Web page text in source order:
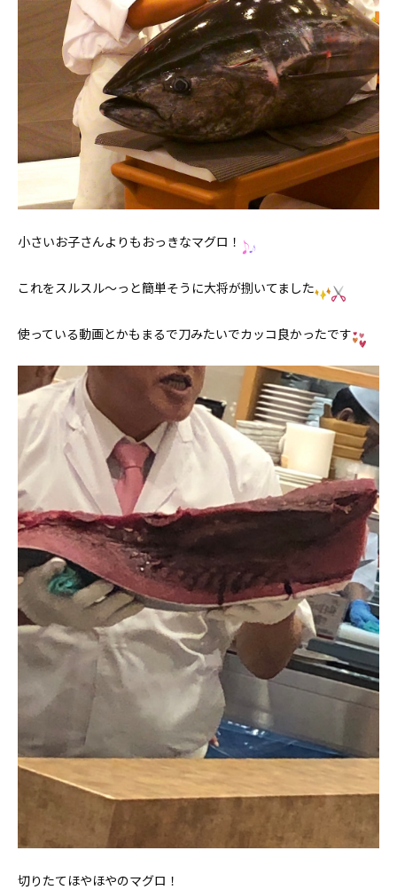
小さいお子さんよりもおっきなマグロ！
これをスルスル〜っと簡単そうに大将が捌いてました
使っている動画とかもまるで刀みたいでカッコ良かったです
切りたてほやほやのマグロ！